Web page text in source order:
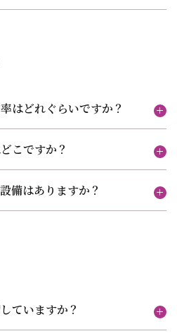
はどれぐらいですか？
こですか？
備はありますか？
ていますか？